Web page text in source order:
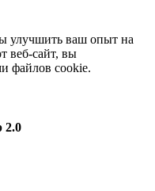
улучшить ваш опыт на
веб-сайт, вы
файлов cookie.
2.0